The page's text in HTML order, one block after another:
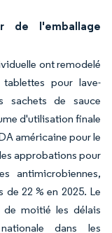
de l'emballage
ont remodelé
pour lave-
sachets de sauce
d'utilisation finale
américaine pour le
approbations pour
antimicrobiennes,
de 22 % en 2025. Le
moitié les délais
dans les